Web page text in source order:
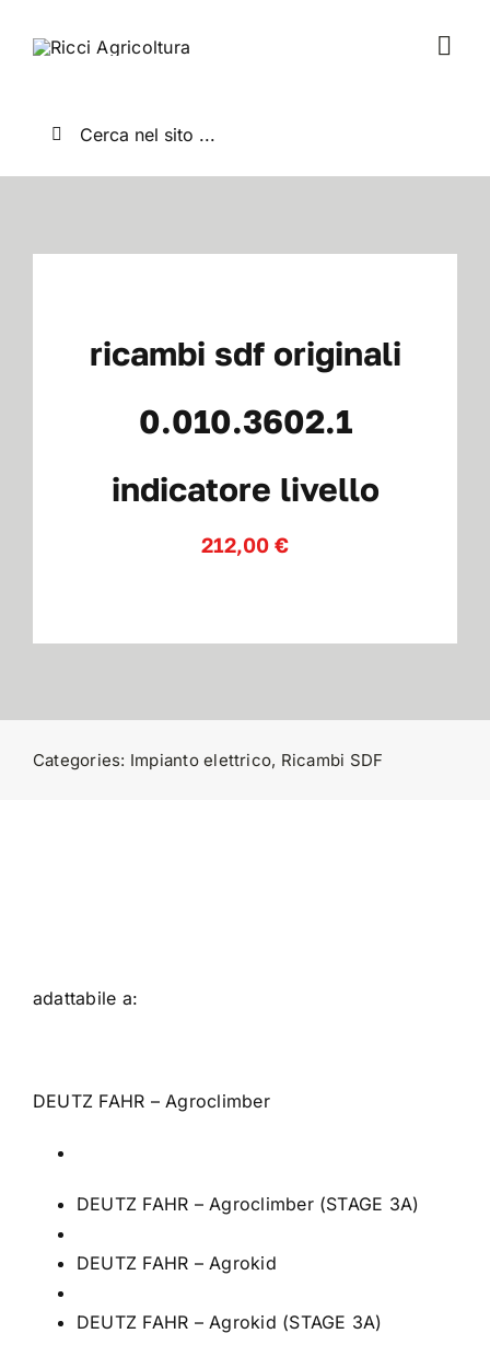
Usato
Shop
News
Contatti
Cerca
ricambi sdf originali
0.010.3602.1
indicatore livello
212,00 €
Categories: Impianto elettrico, Ricambi SDF
adattabile a:
DEUTZ FAHR – Agroclimber
DEUTZ FAHR – Agroclimber (STAGE 3A)
DEUTZ FAHR – Agrokid
DEUTZ FAHR – Agrokid (STAGE 3A)